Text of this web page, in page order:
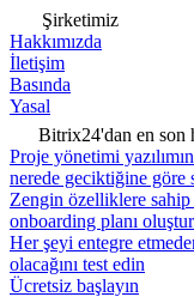
Şirketimiz
Hakkımızda
İletişim
Basında
Yasal
Bitrix24'dan en son
Proje yönetimi
nerede geciktiğine göre
Zengin özelliklere sahip
onboarding planı
Her şeyi entegre
olacağını test edin
Ücretsiz başlayın